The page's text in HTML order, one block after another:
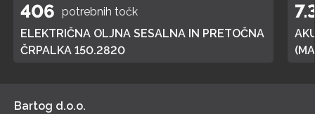
406 potrebnih točk
ELEKTRIČNA OLJNA SESALNA IN PRETOČNA
ČRPALKA 150.2820
Bartog d.o.o.